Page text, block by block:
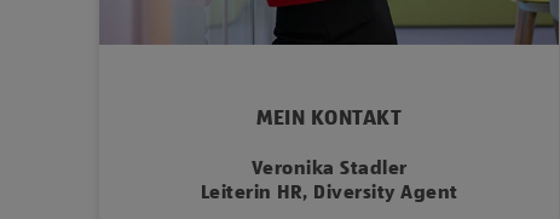
MEIN KONTAKT
Veronika Stadler
Leiterin HR, Diversity Agent